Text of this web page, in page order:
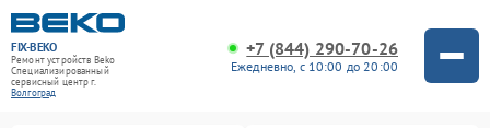
FIX-BEKO
Ремонт устройств Beko
Специализированный
cервисный центр г.
Волгоград
+7 (844) 290-70-26
Ежедневно, с 10:00 до 20:00